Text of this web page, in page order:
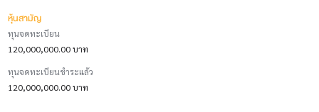
หุ้นสามัญ
ทุนจดทะเบียน
120,000,000.00 บาท
ทุนจดทะเบียนชำระแล้ว
120,000,000.00 บาท